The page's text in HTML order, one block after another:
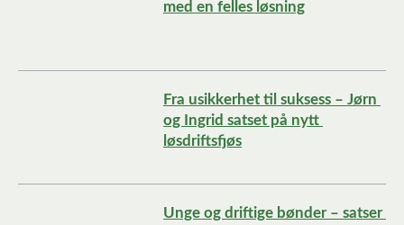
med en felles løsning
Fra usikkerhet til suksess – Jørn
og Ingrid satset på nytt
løsdriftsfjøs
Unge og driftige bønder – satser